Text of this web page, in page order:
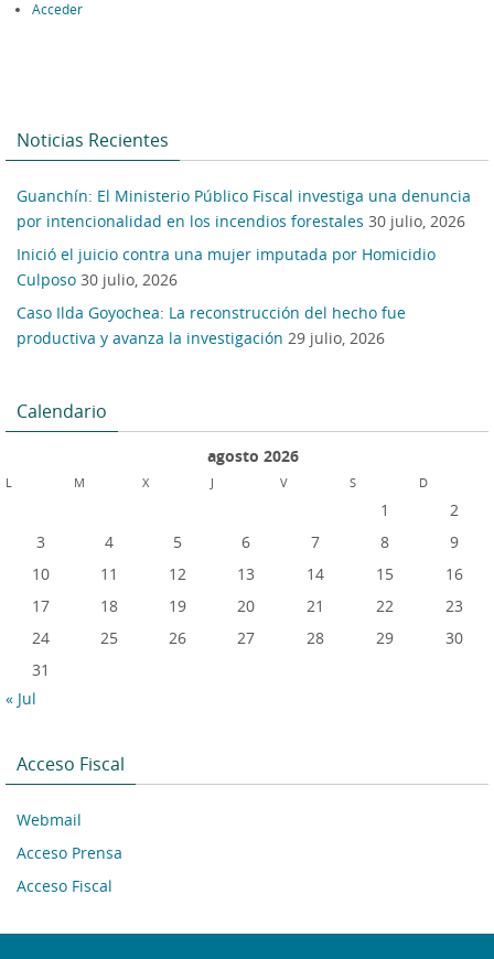
Acceder
Noticias Recientes
Guanchín: El Ministerio Público Fiscal investiga una denuncia
por intencionalidad en los incendios forestales 30 julio, 2026
Inició el juicio contra una mujer imputada por Homicidio
Culposo 30 julio, 2026
Caso Ilda Goyochea: La reconstrucción del hecho fue
productiva y avanza la investigación 29 julio, 2026
Calendario
agosto 2026
L M X J V S D
1
2
3
4 5 6 7 8
9
10
11 12 13 14 15
16
17
18 19 20 21 22
23
24
25 26 27 28 29
30
31
« Jul
Acceso Fiscal
Webmail
Acceso Prensa
Acceso Fiscal